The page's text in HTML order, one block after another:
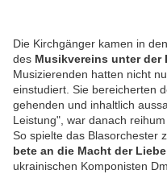
Die Kirchgänger kamen in
des Musikvereins unter der
Musizierenden hatten nicht
einstudiert. Sie bereicherten
gehenden und inhaltlich
Leistung", war danach reihum
So spielte das Blasorchester
bete an die Macht der
ukrainischen Komponisten